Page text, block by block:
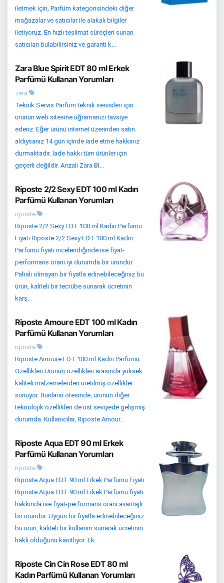
iletmek için, Parfüm kategorisindeki diğer
mağazalar ve satıcılar ile alakalı bilgiler
iletiyoruz. En hızlı teslimat süreçleri sunan
satıcıları bulabilirsiniz ve garanti k...
Zara Blue Spirit EDT 80 ml Erkek
Parfümü Kullanan Yorumları
zara
Teknik Servis Parfüm teknik servisleri için
ürünün web sitesine uğramanızı tavsiye
ederiz. Eğer ürünü internet üzerinden satın
aldıysanız 14 gün içinde iade etme hakkınız
durmaktadır. İade hakkı tüm ürünler için
geçerli değildir. Arızalı Zara Bl...
Riposte 2/2 Sexy EDT 100 ml Kadın
Parfümü Kullanan Yorumları
riposte
Riposte 2/2 Sexy EDT 100 ml Kadın Parfümü
Fiyatı Riposte 2/2 Sexy EDT 100 ml Kadın
Parfümü fiyatı incelendiğinde ise fiyat-
performans oranı iyi durumda bir üründür.
Pahalı olmayan bir fiyatla edinebileceğiniz bu
ürün, kaliteli bir tecrübe sunarak ücretinin
karş...
Riposte Amoure EDT 100 ml Kadın
Parfümü Kullanan Yorumları
riposte
Riposte Amoure EDT 100 ml Kadın Parfümü
Özellikleri Ürünün özellikleri arasında yüksek
kaliteli malzemelerden üretilmiş özellikler
sunuyor. Bunların ötesinde, ürünün diğer
teknolojik özellikleri de üst seviyede gelişmiş
durumda. Kullanıcılar, Riposte Amour...
Riposte Aqua EDT 90 ml Erkek
Parfümü Kullanan Yorumları
riposte
Riposte Aqua EDT 90 ml Erkek Parfümü Fiyatı
Riposte Aqua EDT 90 ml Erkek Parfümü fiyatı
hakkında ise fiyat-performans oranı avantajlı
bir üründür. Uygun bir fiyatla edinebileceğiniz
bu ürün, kaliteli bir kullanım sunarak ücretinin
haklı olduğunu kanıtlıyor. Ek...
Riposte Cin Cin Rose EDT 80 ml
Kadın Parfümü Kullanan Yorumları